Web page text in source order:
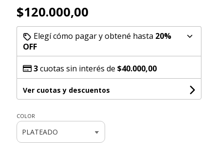
$120.000,00
Elegí cómo pagar y obtené hasta 20%
OFF
3cuotas sin interés de $40.000,00
Ver cuotas y descuentos
COLOR